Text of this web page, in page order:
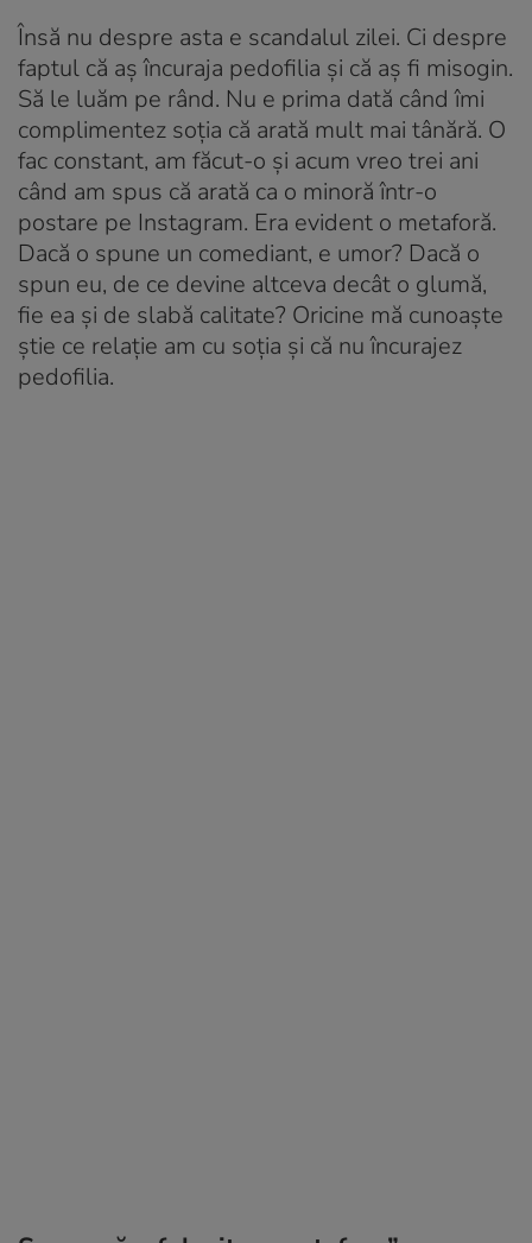
Însă nu despre asta e scandalul zilei. Ci despre
faptul că aș încuraja pedofilia și că aș fi misogin.
Să le luăm pe rând. Nu e prima dată când îmi
complimentez soția că arată mult mai tânără. O
fac constant, am făcut-o și acum vreo trei ani
când am spus că arată ca o minoră într-o
postare pe Instagram. Era evident o metaforă.
Dacă o spune un comediant, e umor? Dacă o
spun eu, de ce devine altceva decât o glumă,
fie ea și de slabă calitate? Oricine mă cunoaște
știe ce relație am cu soția și că nu încurajez
pedofilia.